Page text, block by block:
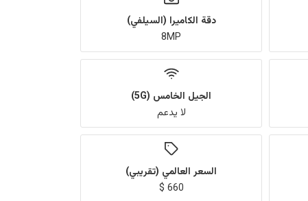
دقة الكاميرا (السيلفي)
8MP
الجيل الخامس (5G)
لا يدعم
السعر العالمي (تقريبي)
660 $